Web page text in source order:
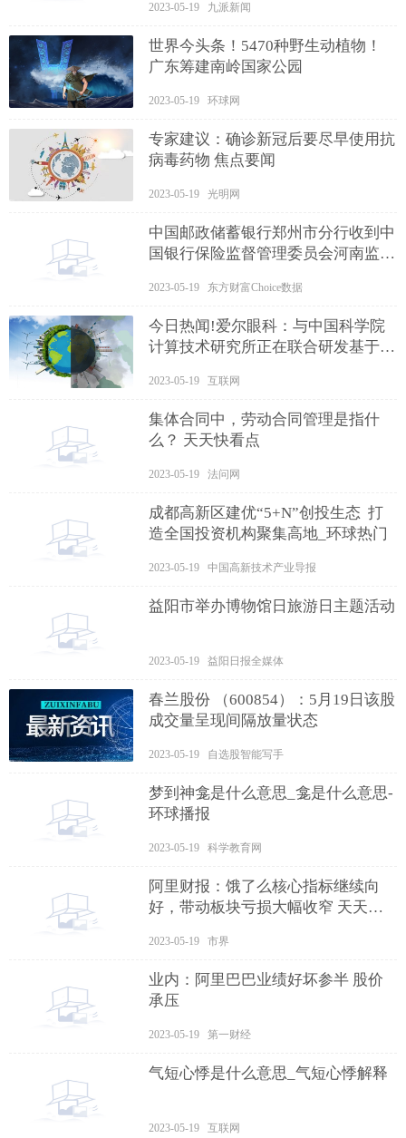
2023-05-19 九派新闻
世界今头条！5470种野生动植物！
广东筹建南岭国家公园
2023-05-19 环球网
专家建议：确诊新冠后要尽早使用抗
病毒药物 焦点要闻
2023-05-19 光明网
中国邮政储蓄银行郑州市分行收到中
国银行保险监督管理委员会河南监管
2023-05-19 东方财富Choice数据
今日热闻!爱尔眼科：与中国科学院
计算技术研究所正在联合研发基于大
2023-05-19 互联网
集体合同中，劳动合同管理是指什
么？ 天天快看点
2023-05-19 法问网
成都高新区建优“5+N”创投生态 打
造全国投资机构聚集高地_环球热门
2023-05-19 中国高新技术产业导报
益阳市举办博物馆日旅游日主题活动
2023-05-19 益阳日报全媒体
春兰股份 （600854）：5月19日该股
成交量呈现间隔放量状态
2023-05-19 自选股智能写手
梦到神龛是什么意思_龛是什么意思-
环球播报
2023-05-19 科学教育网
阿里财报：饿了么核心指标继续向
好，带动板块亏损大幅收窄 天天即
2023-05-19 市界
业内：阿里巴巴业绩好坏参半 股价
承压
2023-05-19 第一财经
气短心悸是什么意思_气短心悸解释
2023-05-19 互联网